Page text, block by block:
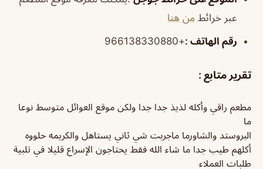
عبر خرائط من هنا
رقم الهاتف :
+966138330880
تقرير متابع :
مطعم راقي وأكله لذيذ جدا جدا ولكن موقع العوائل متوسط نوعا
ما
البروستد والشاورما ماجربت شي ثاني يستاهل والكريمه حلووه
أكلهم طيب جدا ما شاء الله فقط يحتاجون الإسراع قليلا في تلبية
طلبات العملاء